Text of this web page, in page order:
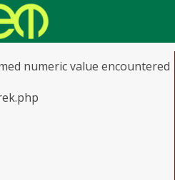
numeric value encountered